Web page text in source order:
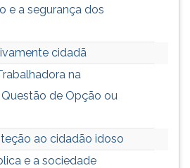
e a segurança dos
cidadã
na
de Opção ou
ao cidadão idoso
e a sociedade